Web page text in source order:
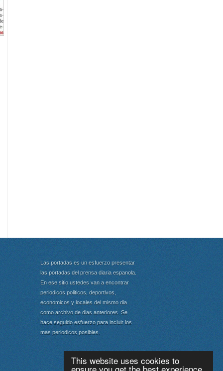
This website uses cookies to
Las portadas es un esfuerzo presentar
las portadas del prensa diaria espanola.
En ese sitio ustedes van a encontrar
periodicos politicos, deportivos,
economicos y locales del mismo dia
como archivo de dias anteriores. Se
hace seguido esfuerzo para incluir los
mas periodicos posibles.